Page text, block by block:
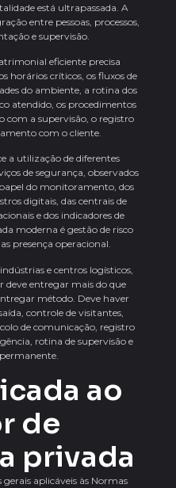
está ultrapassada. A
entre pessoas, processos,
e supervisão.
eficiente precisa
horários críticos, os fluxos de
do ambiente, a rotina dos
atendido, os procedimentos
com a supervisão, o registro
com o cliente.
a utilização de diferentes
de segurança, observados
do monitoramento, dos
digitais, das centrais de
e dos indicadores de
moderna é gestão de risco
presença operacional.
e centros logísticos,
deve entregar mais do que
método. Deve haver
controle de visitantes,
de comunicação, registro
rotina de supervisão e
ao
de
privada
gerais aplicáveis às Normas